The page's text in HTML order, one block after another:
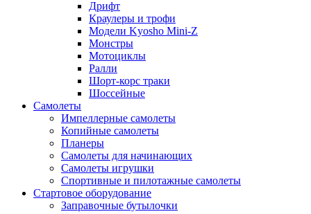
Дрифт
Краулеры и трофи
Модели Kyosho Mini-Z
Монстры
Мотоциклы
Ралли
Шорт-корс траки
Шоссейные
Самолеты
Импеллерные самолеты
Копийные самолеты
Планеры
Самолеты для начинающих
Самолеты игрушки
Спортивные и пилотажные самолеты
Стартовое оборудование
Заправочные бутылочки